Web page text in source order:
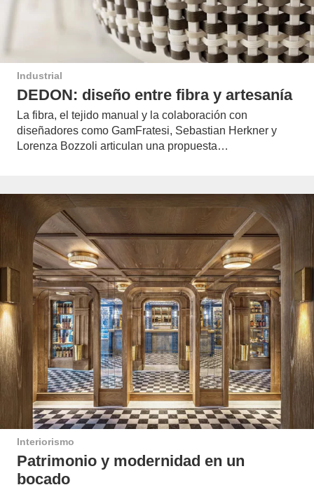
Industrial
DEDON: diseño entre fibra y artesanía
La fibra, el tejido manual y la colaboración con
diseñadores como GamFratesi, Sebastian Herkner y
Lorenza Bozzoli articulan una propuesta…
Interiorismo
Patrimonio y modernidad en un
bocado